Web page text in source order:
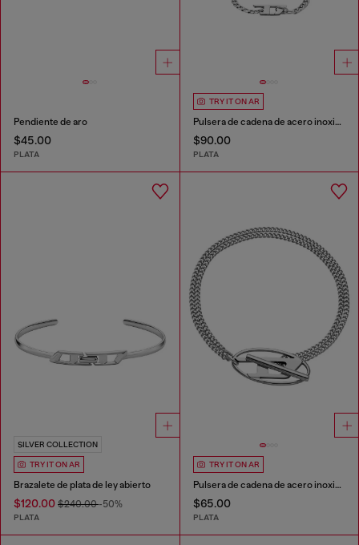
Pendiente de aro
$45.00
PLATA
TRY IT ON AR
Pulsera de cadena de acero inoxidable
$90.00
PLATA
SILVER COLLECTION
TRY IT ON AR
Brazalete de plata de ley abierto
$120.00 $240.00-50%
PLATA
TRY IT ON AR
Pulsera de cadena de acero inoxidable
$65.00
PLATA